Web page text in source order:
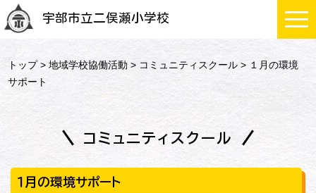
宇部市立二俣瀬小学校
トップ>地域学校協働活動 > コミュニティスクール > １月の環境
サポート
コミュニティスクール
１月の環境サポート